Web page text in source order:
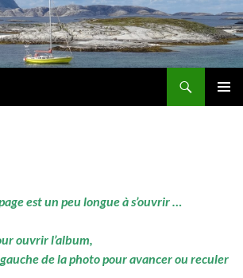
est un peu longue à s’ouvrir …
ouvrir l’album,
de la photo pour avancer ou reculer